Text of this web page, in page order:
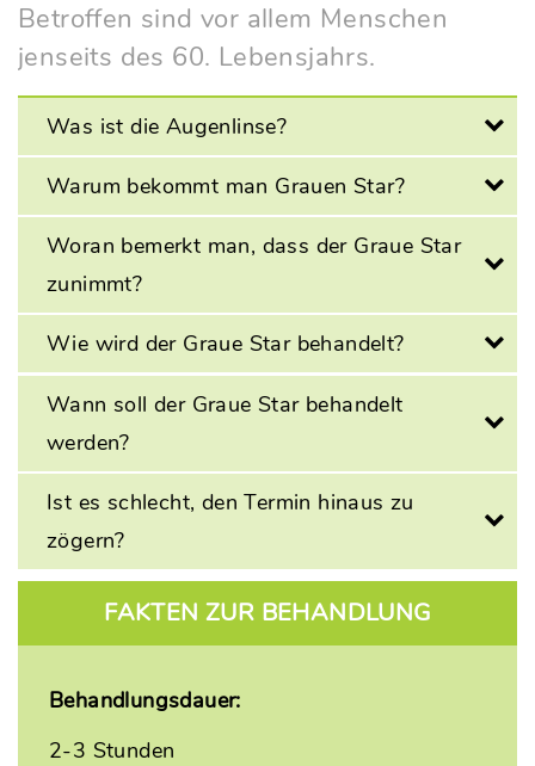
Betroffen sind vor allem Menschen
jenseits des 60. Lebensjahrs.
Was ist die Augenlinse?
Warum bekommt man Grauen Star?
Woran bemerkt man, dass der Graue Star
zunimmt?
Wie wird der Graue Star behandelt?
Wann soll der Graue Star behandelt
werden?
Ist es schlecht, den Termin hinaus zu
zögern?
FAKTEN ZUR BEHANDLUNG
Behandlungsdauer:
2-3 Stunden